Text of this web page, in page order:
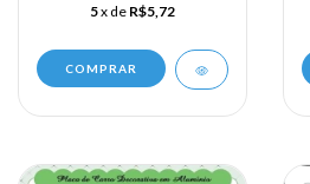
5x de R$5,72
COMPRAR